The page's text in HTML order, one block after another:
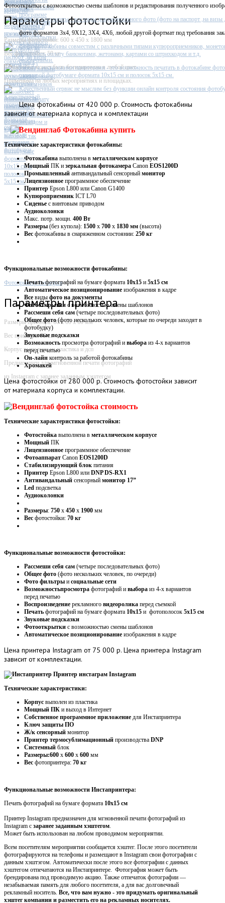
Параметры фотостойки
Размеры фотостойки: 600 х 450 х 1800 мм
Вес фотостойки: 50 кг
Фотостойка может быть брендирована в любой цвет
Применима на любых мероприятиях и площадках.
Фотопринтер Instargam
Параметры принтера
Размеры принтера: 60 х 60 х 60 мм
Вес принтера: 70 кг
Корпус выполнен из пластика и дсп
Предназначен для мгновенной печати фотографий
из Instagram с заранее заданным хэштегом
Фотооткрытки с возможностью смены шаблонов и редактирования полученного
Фото на документы - все виды документального фото (фото на паспорт ,на визы
фото форматов 3х4, 9X12, 3X4, 4X6, любой другой фортмат под требования
Софт фото кабины совместим с различными типами купюроприемников,
принимать оплату банкнотами, жетонами, картами со штрихкодом и т.д.
Работа с несколькими принтерами - это возможность печатать в фотокабине
глянцевой фотобумаге формата 10х15 см и полосок 5х15 см.
Качественный сервис не мыслим без функции онлайн контроля состояния
Ценафотокабины от 420 000 р. Стоимость фотокабины
зависит от материала корпуса и комплектации
Технические характеристики фотокабины:
Фотокабина выполнена в металлическом корпусе
Мощный ПК и зеркальная фотокамера Canon EOS1200D
Промышленный антивандальный сенсорный монитор
Лицензионное программное обеспечение
Принтер Epson L800 или Canon G1400
Купюроприемник ICT L70
Сиденье с винтовым приводом
Аудиоколонки
Макс. потр. мощн. 400 Вт
Размеры (без купола): 1500 х 700 х 1830 мм (высота)
Вес фотокабины в снаряженном состоянии: 250 кг
Функциональные возможности фотокабины:
Печатьфотографий на бумаге формата 10х15 и 5х15 см
Автоматическое позиционирование изображения в кадре
Все виды фото на документы
Фотооткрытки с возможностью смены шаблонов
Рассмеши себя сам (четыре последовательных фото)
Общее фото(фото нескольких человек, которые по очереди заходят в
фотобудку)
Звуковыеподсказки
Возможность просмотра фотографий и выбора из 4-х вариантов
перед печатью
Он-лайн контроль за работой фотокабины
Хромакей
Ценафотостойки от 280 000 р. Стоимость фотостойки зависит
от материала корпуса и комплектации.
Технические характеристики фотостойки:
Фотостойка выполнена в металлическом корпусе
Мощный ПК
Лицензионное программное обеспечение
Фотоаппарат Canon EOS1200D
Стабилизирующий блок питания
Принтер Epson L800 или DNP DS-RX1
Антивандальный сенсорный монитор 17”
Led подсветка
Аудиоколонки
Размеры: 750 х 450 х 1900 мм
Вес фотостойки: 70 кг
Функциональные возможности фотостойки:
Рассмеши себя сам (четыре последовательных фото)
Общее фото (фото нескольких человек, по очереди)
Фото фильтры и социальные сети
Возможностьпросмотра фотографий и выбора из 4-х вариантов
перед печатью
Воспроизведение рекламного видеоролика перед съемкой
Печать фотографий на бумаге формата 10х15 и фотополосок 5х15 см
Звуковые подсказки
Фотооткрытки с возможностью смены шаблонов
Автоматическое позиционирование изображения в кадре
Цена принтера Instagram от 75 000 р. Цена принтера Instagram
зависит от комплектации.
Технические характеристики:
Корпус выполен из пластика
Мощный ПК и выход в Интернет
Собственное программное приложение для Инстапринтера
Ключ защиты ПО
Ж/к сенсорный монитор
Принтер термосублимационный производства DNP
Системный блок
Размеры:600 х 600 х 600 мм
Вес фотопринтера: 70 кг
Функциональные возможности Инстапринтера:
Печать фотографий на бумаге формата 10х15 см
Принтер Instagram предназначен для мгновенной печати фотографий из
Instagram с заранее заданным хэштегом.
Может быть использован на любом проводимом мероприятии.
Всем посетителям мероприятии сообщается хэштег. После этого посетители
фотографируются на телефоны и размещают в Instagram свои фотографии с
данным хэштэгом. Автоматически после этого все фотографии с данных
хэштегом отпечатаются на Инстапринтере. Фотография может быть
брендирована под проводимую акцию. Также отпечаток фотографии —
незабываемая память для любого посетителя, а для вас долговечный
рекламный носитель. Все, что вам нужно - это придумать оригинальный
хэштег компании и разместить его на рекламных носителях.